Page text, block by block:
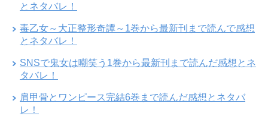
とネタバレ！
毒乙女～大正整形奇譚～1巻から最新刊まで読んで感想
とネタバレ！
SNSで鬼女は嘲笑う1巻から最新刊まで読んだ感想とネ
タバレ！
肩甲骨とワンピース完結6巻まで読んだ感想とネタバ
レ！